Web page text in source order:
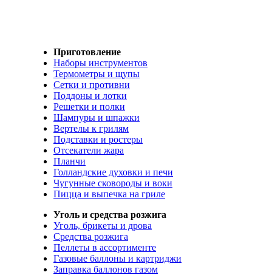
Приготовление
Наборы инструментов
Термометры и щупы
Сетки и противни
Поддоны и лотки
Решетки и полки
Шампуры и шпажки
Вертелы к грилям
Подставки и ростеры
Отсекатели жара
Планчи
Голландские духовки и печи
Чугунные сковороды и воки
Пицца и выпечка на гриле
Уголь и средства розжига
Уголь, брикеты и дрова
Средства розжига
Пеллеты в ассортименте
Газовые баллоны и картриджи
Заправка баллонов газом